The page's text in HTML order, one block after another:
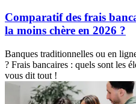
Comparatif des frais
la moins chère en 2026 ?
Banques traditionnelles ou en
? Frais bancaires : quels sont les
vous dit tout !